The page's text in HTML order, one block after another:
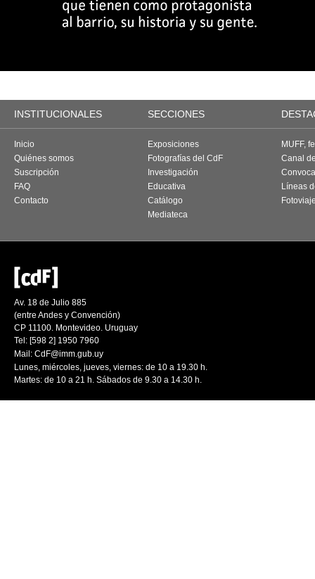
INSTITUCIONALES SECCIONES
Inicio
Quiénes somos
Suscripción
FAQ
Contacto
Exposiciones
Fotografías del CdF
Investigación
Educativa
Catálogo
Mediateca
MUFF,
Canal
Líneas
Av. 18 de Julio 885
(entre Andes y Convención)
CP 11100. Montevideo. Uruguay
Tel: [598 2] 1950 7960
Mail: CdF@imm.gub.uy
Lunes, miércoles, jueves, viernes: de 10 a 19.30 h.
Martes: de 10 a 21 h. Sábados de 9.30 a 14.30 h.